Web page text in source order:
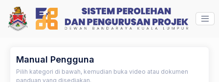
Manual Pengguna
Pilih kategori di bawah, kemudian buka video atau dokumen
panduan yang disediakan.